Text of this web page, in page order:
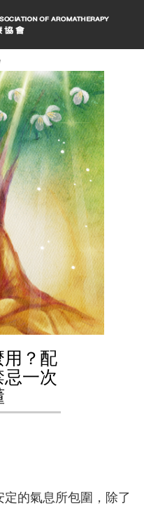
用？配
一次
的氣息所包圍，除了